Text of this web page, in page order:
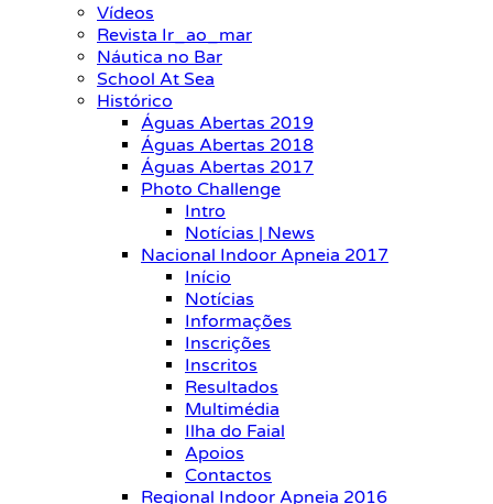
Vídeos
Revista Ir_ao_mar
Náutica no Bar
School At Sea
Histórico
Águas Abertas 2019
Águas Abertas 2018
Águas Abertas 2017
Photo Challenge
Intro
Notícias | News
Nacional Indoor Apneia 2017
Início
Notícias
Informações
Inscrições
Inscritos
Resultados
Multimédia
Ilha do Faial
Apoios
Contactos
Regional Indoor Apneia 2016